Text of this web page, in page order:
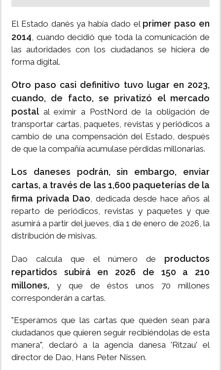
El Estado danés ya había dado el primer paso en
2014, cuando decidió que toda la comunicación de
las autoridades con los ciudadanos se hiciera de
forma digital.
Otro paso casi definitivo tuvo lugar en 2023,
cuando, de facto, se privatizó el mercado
postalal eximir a PostNord de la obligación de
transportar cartas, paquetes, revistas y periódicos a
cambio de una compensación del Estado, después
de que la compañía acumulase pérdidas millonarias.
Los daneses podrán, sin embargo, enviar
cartas, a través de las 1,600 paqueterías de la
firma privada Dao, dedicada desde hace años al
reparto de periódicos, revistas y paquetes y que
asumirá a partir del jueves, día 1 de enero de 2026, la
distribución de misivas.
Dao calcula que el número de productos
repartidos subirá en 2026 de 150 a 210
millones, y que de éstos unos 70 millones
corresponderán a cartas.
"Esperamos que las cartas que queden sean para
ciudadanos que quieren seguir recibiéndolas de esta
manera", declaró a la agencia danesa 'Ritzau' el
director de Dao, Hans Peter Nissen.